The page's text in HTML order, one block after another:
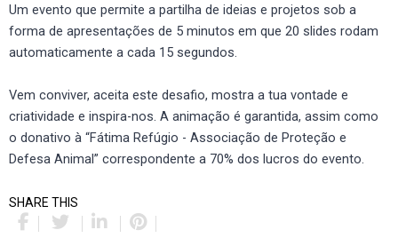
Um evento que permite a partilha de ideias e projetos sob a
forma de apresentações de 5 minutos em que 20 slides rodam
automaticamente a cada 15 segundos.
Vem conviver, aceita este desafio, mostra a tua vontade e
criatividade e inspira-nos. A animação é garantida, assim como
o donativo à “Fátima Refúgio - Associação de Proteção e
Defesa Animal” correspondente a 70% dos lucros do evento.
SHARE THIS